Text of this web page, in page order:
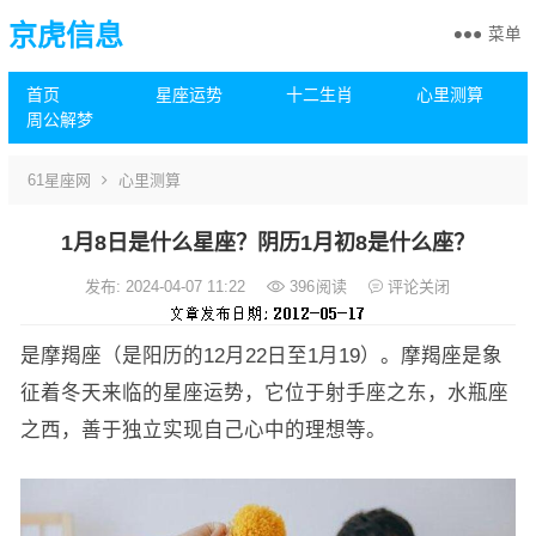
京虎信息
首页 星座运势 十二生肖
心里测算
周公解梦
菜单
61星座网 心里测算
1月8日是什么星座？阴历1月初8是什么座？
发布: 2024-04-07 11:22 396阅读 评论关闭
是摩羯座（是阳历的12月22日至1月19）。摩羯座是象
征着冬天来临的星座运势，它位于射手座之东，水瓶座
之西，善于独立实现自己心中的理想等。